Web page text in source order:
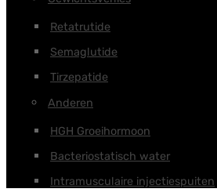
Retatrutide
Semaglutide
Tirzepatide
Anderen
HGH Groeihormoon
Bacteriostatisch water
Intramusculaire injectiespuiten